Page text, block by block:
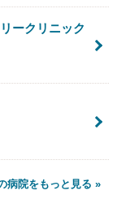
ークリニック
病院をもっと見る »